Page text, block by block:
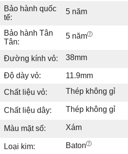
Bảo hành quốc
tế:
5 năm
Bảo hành Tân
Tân:
5 năm
Đường kính vỏ: 38mm
Độ dày vỏ:
11.9mm
Chất liệu vỏ:
Thép không gỉ
Chất liệu dây: Thép không gỉ
Màu mặt số: Xám
Loại kim: Baton